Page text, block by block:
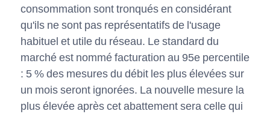
consommation sont tronqués en considérant
qu'ils ne sont pas représentatifs de l'usage
habituel et utile du réseau. Le standard du
marché est nommé facturation au 95e percentile
: 5 % des mesures du débit les plus élevées sur
un mois seront ignorées. La nouvelle mesure la
plus élevée après cet abattement sera celle qui